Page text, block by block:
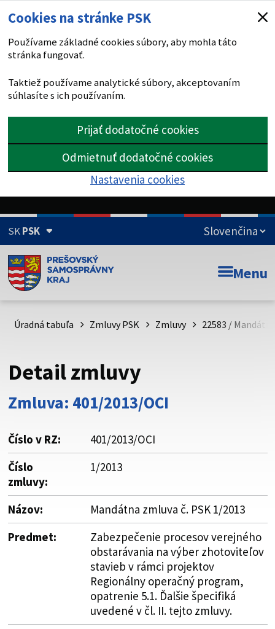
Cookies na stránke PSK
Používame základné cookies súbory, aby mohla táto
stránka fungovať.
Taktiež používame analytické súbory, akceptovaním
súhlasíte s ich používaním.
Prijať dodatočné cookies
Odmietnuť dodatočné cookies
Nastavenia cookies
SKPSK
Doména psk.sk je oficiálna
Toto je oficiálna webová stránka Prešovského
psk.sk.
Buďte pozorní a vždy sa uistite, že zdieľate informácie iba
cez zabezpečenú webovú stránku. Zabezpečená stránka
vždy začína https:// pred názvom domény webového sídla.
Menu
Úradná tabuľa Zmluvy PSK Zmluvy 22583 /
Detail zmluvy
Zmluva: 401/2013/OCI
Číslo v RZ:
401/2013/OCI
Číslo
zmluvy:
1/2013
Názov:
Mandátna zmluva č. PSK 1/2013
Predmet:
Zabezpečenie procesov verejného
obstarávania na výber zhotoviteľov
stavieb v rámci projektov
Regionálny operačný program,
opatrenie 5.1. Ďalšie špecifiká
uvedené v čl. II. tejto zmluvy.